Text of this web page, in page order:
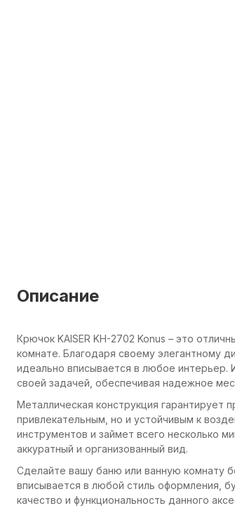
Описание
Крючок KAISER KH-2702 Konus – это
комнате. Благодаря своему элегантному
идеально вписывается в любое интерьер.
своей задачей, обеспечивая надежное
Металлическая конструкция гарантирует
привлекательным, но и устойчивым к
инструментов и займет всего несколько
аккуратный и организованный вид.
Сделайте вашу баню или ванную комнату
вписывается в любой стиль оформления,
качество и функциональность данного